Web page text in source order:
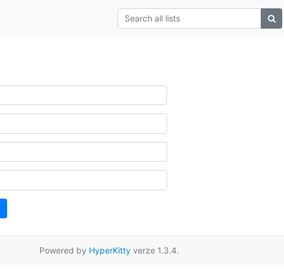
Powered by HyperKitty verze 1.3.4.